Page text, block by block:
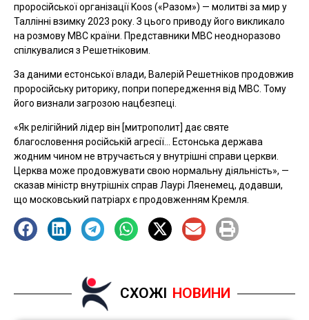
проросійської організації Koos («Разом») — молитві за мир у
Таллінні взимку 2023 року. З цього приводу його викликало
на розмову МВС країни. Представники МВС неодноразово
спілкувалися з Решетніковим.
За даними естонської влади, Валерій Решетніков продовжив
проросійську риторику, попри попередження від МВС. Тому
його визнали загрозою нацбезпеці.
«Як релігійний лідер він [митрополит] дає святе
благословення російській агресії… Естонська держава
жодним чином не втручається у внутрішні справи церкви.
Церква може продовжувати свою нормальну діяльність», —
сказав міністр внутрішніх справ Лаурі Ляенемец, додавши,
що московський патріарх є продовженням Кремля.
СХОЖІ НОВИНИ